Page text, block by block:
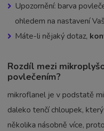
Upozornění: barva
ohledem na nastavení
Máte-li nějaký dotaz,
Rozdíl mezi
povlečením?
mikroflanel je v podstatě
daleko tenčí chloupek,
několika násobně více,